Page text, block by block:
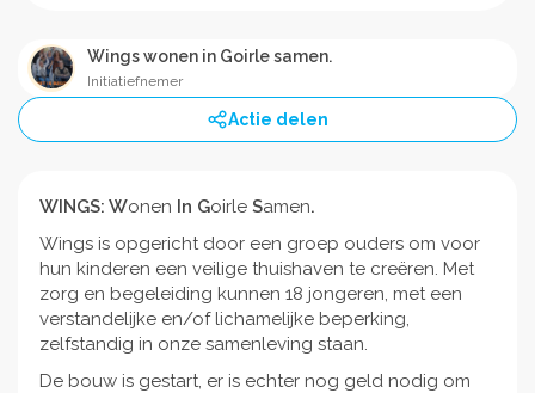
Wings wonen in Goirle samen.
Initiatiefnemer
Actie delen
WINGS: Wonen In Goirle Samen.
Wings is opgericht door een groep ouders om voor
hun kinderen een veilige thuishaven te creëren. Met
zorg en begeleiding kunnen 18 jongeren, met een
verstandelijke en/of lichamelijke beperking,
zelfstandig in onze samenleving staan.
De bouw is gestart, er is echter nog geld nodig om